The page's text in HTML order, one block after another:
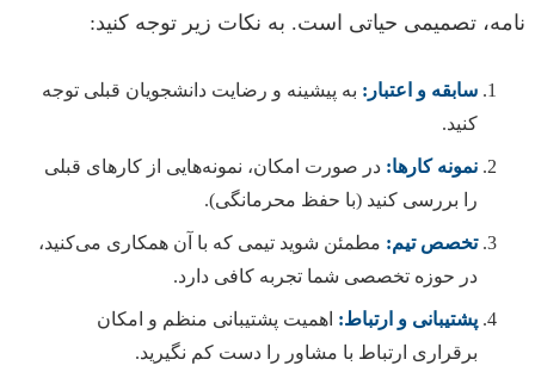
نامه، تصمیمی حیاتی است. به نکات زیر توجه کنید:
سابقه و اعتبار: به پیشینه و رضایت دانشجویان قبلی توجه
کنید.
نمونه کارها: در صورت امکان، نمونه‌هایی از کارهای قبلی
را بررسی کنید (با حفظ محرمانگی).
تخصص تیم: مطمئن شوید تیمی که با آن همکاری می‌کنید،
در حوزه تخصصی شما تجربه کافی دارد.
پشتیبانی و ارتباط: اهمیت پشتیبانی منظم و امکان
برقراری ارتباط با مشاور را دست کم نگیرید.